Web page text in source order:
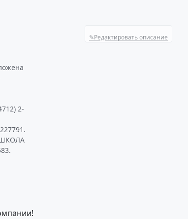
✎Редактировать описание
2-
ШКОЛА